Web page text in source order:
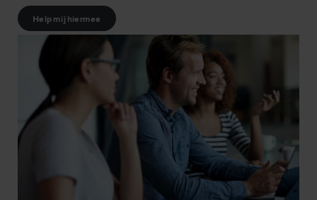
Help mij hiermee